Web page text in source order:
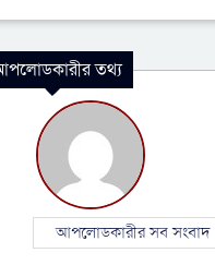
তথ্য
আপলোডকারীর সব সংবাদ